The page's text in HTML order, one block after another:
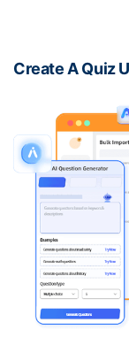
Create A Quiz